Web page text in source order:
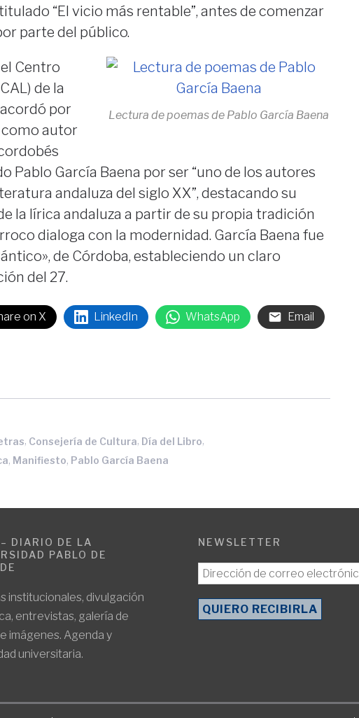
“El vicio más rentable”, antes de comenzar
parte del público.
Lectura de poemas de Pablo García Baena
Centro
de la
por
autor
Pablo García Baena por ser “uno de los autores
andaluza del siglo XX”, destacando su
la lírica andaluza a partir de su propia tradición
dialoga con la modernidad. García Baena fue
de Córdoba, estableciendo un claro
del 27.
on X LinkedIn WhatsApp Email
, Consejería de Cultura, Día del Libro,
, Manifiesto, Pablo García Baena
DIARIO DE LA
PABLO DE
institucionales, divulgación
entrevistas, galería de
imágenes. Agenda y
universitaria.
NEWSLETTER